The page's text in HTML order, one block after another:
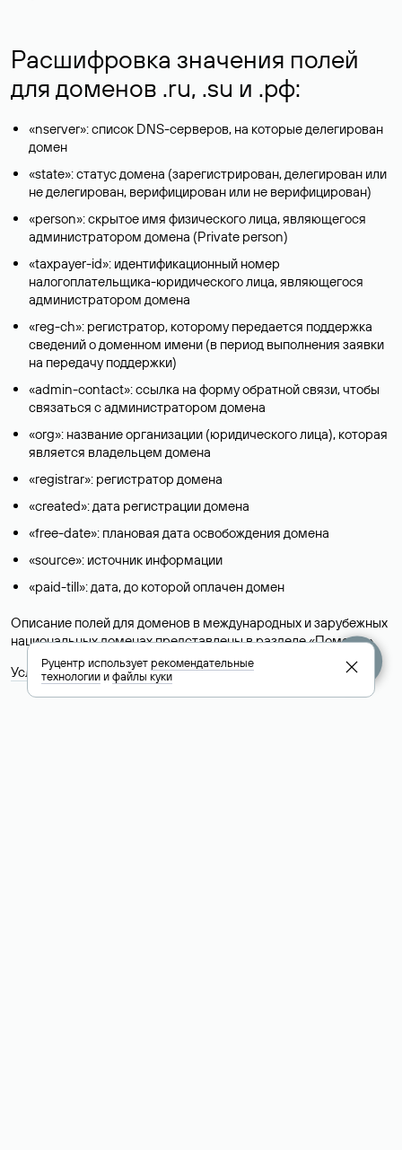
Расшифровка значения полей
для доменов .ru, .su и .рф:
«nserver»: список DNS-серверов, на которые делегирован
домен
«state»: статус домена (зарегистрирован, делегирован или
не делегирован, верифицирован или не верифицирован)
«person»: скрытое имя физического лица, являющегося
администратором домена (Privatе person)
«taxpayer-id»: идентификационный номер
налогоплательщика-юридического лица, являющегося
администратором домена
«reg-ch»: регистратор, которому передается поддержка
сведений о доменном имени (в период выполнения заявки
на передачу поддержки)
«admin-contact»: ссылка на форму обратной связи, чтобы
связаться с администратором домена
«org»: название организации (юридического лица), которая
является владельцем домена
«registrar»: регистратор домена
«created»: дата регистрации домена
«free-date»: плановая дата освобождения домена
«source»: источник информации
«paid-till»: дата, до которой оплачен домен
Описание полей для доменов в международных и зарубежных
национальных доменах представлены в разделе «Помощь».
Условия использования Whois-сервиса
Руцентр используетрекомендательные
технологииифайлы куки